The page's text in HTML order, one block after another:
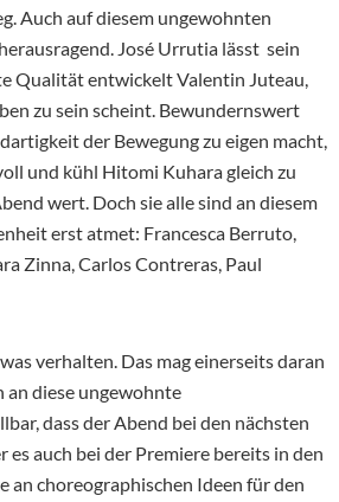
Auch auf diesem ungewohnten
José Urrutia lässt sein
Qualität entwickelt Valentin Juteau,
zu sein scheint. Bewundernswert
der Bewegung zu eigen macht,
und kühl Hitomi Kuhara gleich zu
wert. Doch sie alle sind an diesem
erst atmet: Francesca Berruto,
Zinna, Carlos Contreras, Paul
verhalten. Das mag einerseits daran
an diese ungewohnte
dass der Abend bei den nächsten
auch bei der Premiere bereits in den
choreographischen Ideen für den